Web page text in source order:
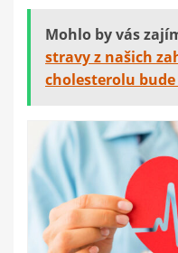
Mohlo by vás
stravy z našich
cholesterolu